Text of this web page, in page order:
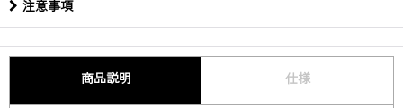
注意事項
商品説明 仕様